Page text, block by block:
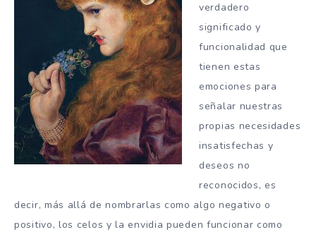
verdadero
significado y
funcionalidad que
tienen estas
emociones para
señalar nuestras
propias necesidades
insatisfechas y
deseos no
reconocidos, es
decir, más allá de nombrarlas como algo negativo o
positivo, los celos y la envidia pueden funcionar como